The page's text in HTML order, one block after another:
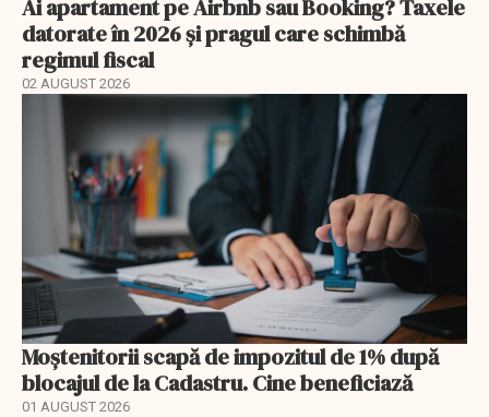
Ai apartament pe Airbnb sau Booking? Taxele
datorate în 2026 și pragul care schimbă
regimul fiscal
02 AUGUST 2026
Moștenitorii scapă de impozitul de 1% după
blocajul de la Cadastru. Cine beneficiază
01 AUGUST 2026